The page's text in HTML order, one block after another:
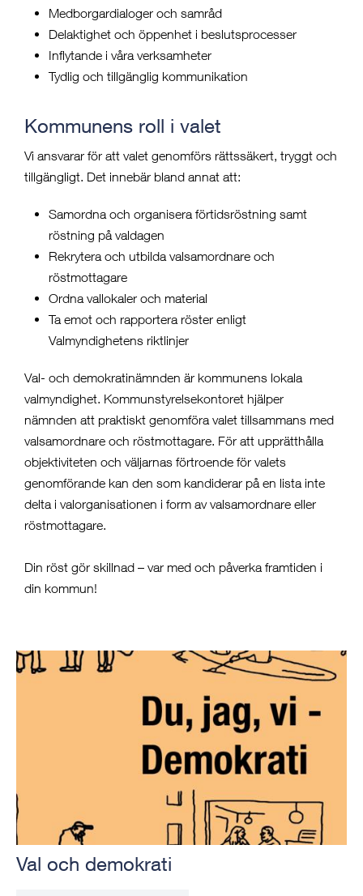
Medborgardialoger och samråd
Delaktighet och öppenhet i beslutsprocesser
Inflytande i våra verksamheter
Tydlig och tillgänglig kommunikation
Kommunens roll i valet
Vi ansvarar för att valet genomförs rättssäkert, tryggt och
tillgängligt. Det innebär bland annat att:
Samordna och organisera förtidsröstning samt
röstning på valdagen
Rekrytera och utbilda valsamordnare och
röstmottagare
Ordna vallokaler och material
Ta emot och rapportera röster enligt
Valmyndighetens riktlinjer
Val- och demokratinämnden är kommunens lokala
valmyndighet. Kommunstyrelsekontoret hjälper
nämnden att praktiskt genomföra valet tillsammans med
valsamordnare och röstmottagare. För att upprätthålla
objektiviteten och väljarnas förtroende för valets
genomförande kan den som kandiderar på en lista inte
delta i valorganisationen i form av valsamordnare eller
röstmottagare.
Din röst gör skillnad – var med och påverka framtiden i
din kommun!
Val och demokrati